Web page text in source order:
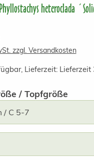
heteroclada
zzgl. Versandkosten
Lieferzeit:
/ Topfgröße